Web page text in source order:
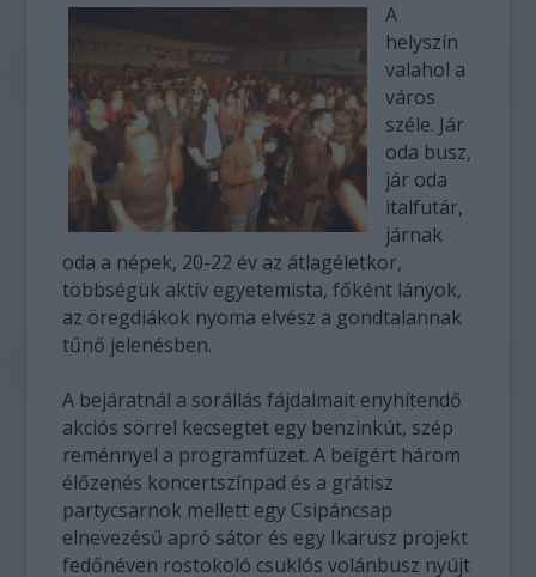
A
helyszín
valahol a
város
széle. Jár
oda busz,
jár oda
italfutár,
járnak
oda a népek, 20-22 év az átlagéletkor,
többségük aktív egyetemista, főként lányok,
az öregdiákok nyoma elvész a gondtalannak
tűnő jelenésben.
A bejáratnál a sorállás fájdalmait enyhítendő
akciós sörrel kecsegtet egy benzinkút, szép
reménnyel a programfüzet. A beígért három
élőzenés koncertszínpad és a grátisz
partycsarnok mellett egy Csipáncsap
elnevezésű apró sátor és egy Ikarusz projekt
fedőnéven rostokoló csuklós volánbusz nyújt